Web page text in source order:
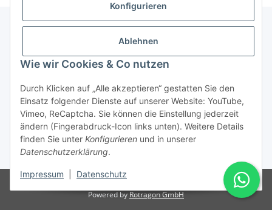
Konfigurieren
Ablehnen
Wie wir Cookies & Co nutzen
Durch Klicken auf „Alle akzeptieren“ gestatten Sie den
Einsatz folgender Dienste auf unserer Website: YouTube,
Vimeo, ReCaptcha. Sie können die Einstellung jederzeit
ändern (Fingerabdruck-Icon links unten). Weitere Details
finden Sie unter Konfigurieren und in unserer
Datenschutzerklärung.
Impressum Datenschutz
Gesetzliche Informationen
Vertrag widerrufen
* Alle Preise inkl. gesetzlicher USt., zzgl.
© Rotragon GmbH - Robert-Bosch-Str. 63 - 46354 Südlohn
Powered byRotragon GmbH